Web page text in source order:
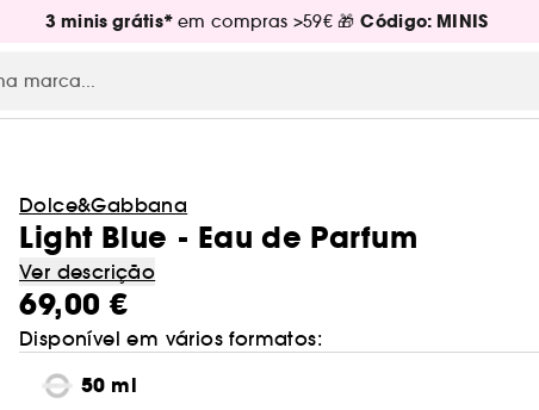
3 minis grátis* em compras >59€ 🎁Código: MINIS
Dolce&Gabbana
Light Blue - Eau de Parfum
Ver descrição
69,00 €
Disponível em vários formatos:
50 ml